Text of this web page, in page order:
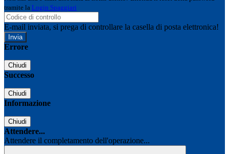
tramite la Login Spaggiari
E-mail inviata, si prega di controllare la casella di posta elettronica!
Errore
Chiudi
Successo
Chiudi
Informazione
Chiudi
Attendere...
Attendere il completamento dell'operazione...